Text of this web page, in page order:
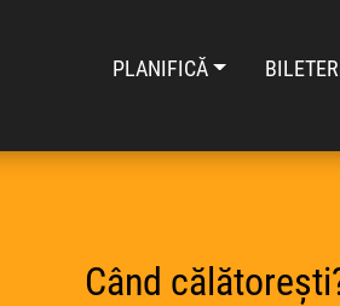
PLANIFICĂ
Când